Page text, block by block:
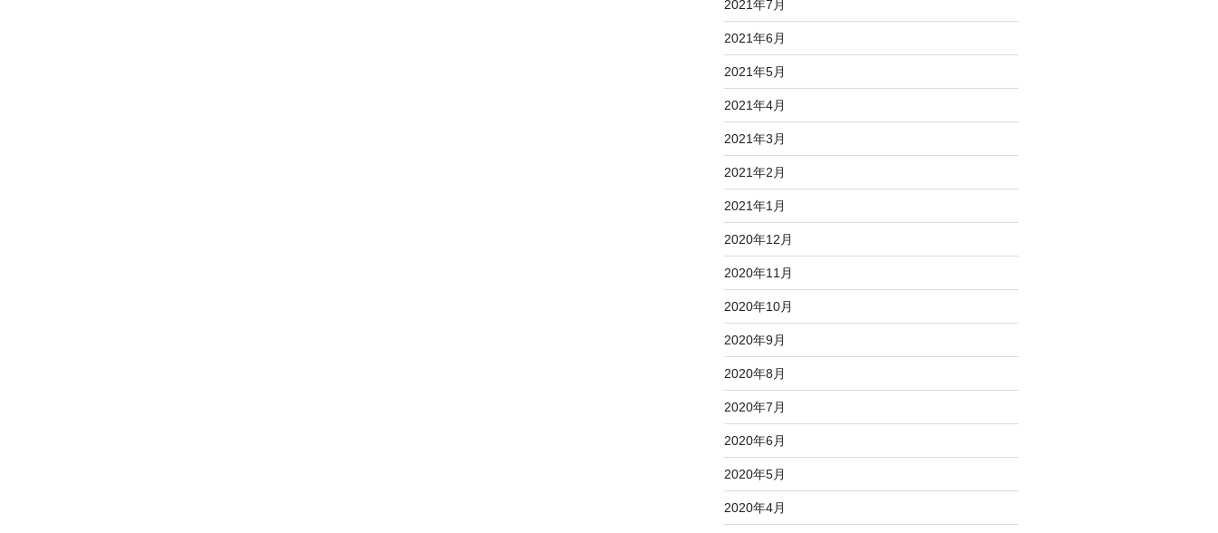
2021年7月
2021年6月
2021年5月
2021年4月
2021年3月
2021年2月
2021年1月
2020年12月
2020年11月
2020年10月
2020年9月
2020年8月
2020年7月
2020年6月
2020年5月
2020年4月